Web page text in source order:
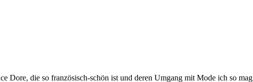
Dore, die so französisch-schön ist und deren Umgang mit Mode ich so